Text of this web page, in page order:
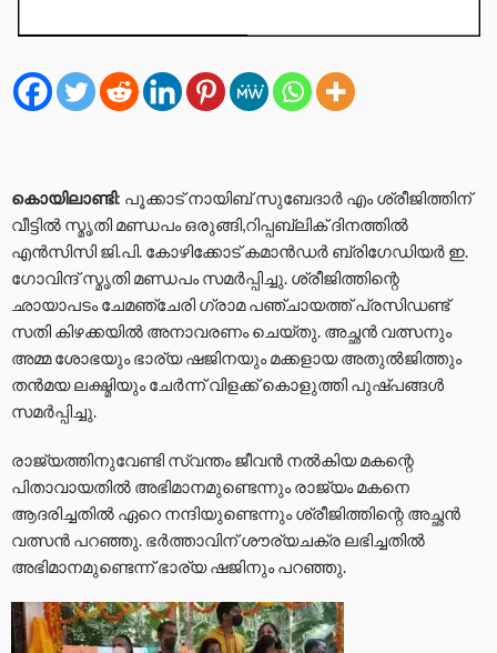
കൊയിലാണ്ടി: പൂക്കാട് നായിബ് സുബേദാര്‍ എം ശ്രീജിത്തിന്
വീട്ടില്‍ സ്മൃതി മണ്ഡപം ഒരുങ്ങി,റിപ്പബ്ലിക് ദിനത്തില്‍
എന്‍സിസി ജി.പി. കോഴിക്കോട് കമാന്‍ഡര്‍ ബ്രിഗേഡിയര്‍ ഇ.
ഗോവിന്ദ് സ്മൃതി മണ്ഡപം സമര്‍പ്പിച്ചു. ശ്രീജിത്തിന്റെ
ഛായാപടം ചേമഞ്ചേരി ഗ്രാമ പഞ്ചായത്ത് പ്രസിഡണ്ട്
സതി കിഴക്കയില്‍ അനാവരണം ചെയ്തു. അച്ഛന്‍ വത്സനും
അമ്മ ശോഭയും ഭാര്യ ഷജിനയും മക്കളായ അതുല്‍ജിത്തും
തന്‍മയ ലക്ഷ്മിയും ചേര്‍ന്ന് വിളക്ക് കൊളുത്തി പുഷ്പങ്ങള്‍
സമര്‍പ്പിച്ചു.
രാജ്യത്തിനുവേണ്ടി സ്വന്തം ജീവന്‍ നല്‍കിയ മകന്റെ
പിതാവായതില്‍ അഭിമാനമുണ്ടെന്നും രാജ്യം മകനെ
ആദരിച്ചതില്‍ ഏറെ നന്ദിയുണ്ടെന്നും ശ്രീജിത്തിന്റെ അച്ഛന്‍
വത്സന്‍ പറഞ്ഞു. ഭര്‍ത്താവിന് ശൗര്യചക്ര ലഭിച്ചതില്‍
അഭിമാനമുണ്ടെന്ന് ഭാര്യ ഷജിനും പറഞ്ഞു.